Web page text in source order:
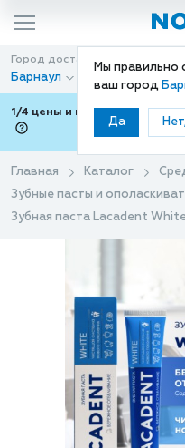
Мы правильно
ваш город
Да
Город доставки
Барнаул
1/4 цены и покупки ваши с
Главная Каталог
Зубные пасты и
Зубная паста Lacadent